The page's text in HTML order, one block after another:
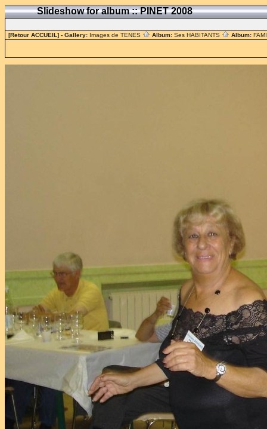
Slideshow for album :: PINET 2008
[Retour ACCUEIL] - Gallery: Images de TENES Album: Ses HABITANTS Album: